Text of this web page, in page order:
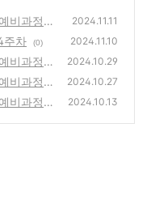
비과정_
2024.11.11
주차 (0) 2024.11.10
비과정
2024.10.29
비과정
드
(0)
2024.10.27
비과정_
2024.10.13